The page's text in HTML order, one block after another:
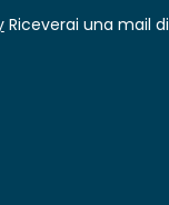
Riceverai una mail di